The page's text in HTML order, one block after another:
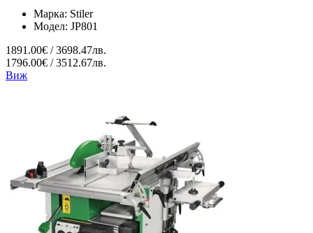
Марка: Stiler
Модел: JP801
1891.00€ / 3698.47лв.
1796.00€ / 3512.67лв.
Виж